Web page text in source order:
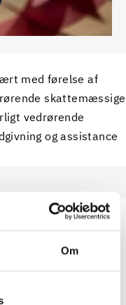
Om
med førelse af
skattemæssige
vedrørende
og assistance